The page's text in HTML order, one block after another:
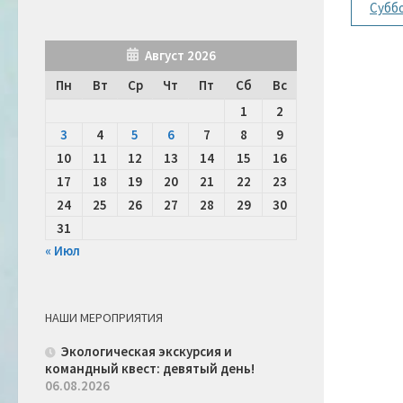
Август 2026
Пн
Вт Ср Чт Пт Сб
Вс
1
2
3
4 5 6 7 8
9
10
11 12 13 14 15
16
17
18 19 20 21 22
23
24
25 26 27 28 29
30
31
« Июл
НАШИ МЕРОПРИЯТИЯ
Экологическая экскурсия и
командный квест: девятый день!
06.08.2026